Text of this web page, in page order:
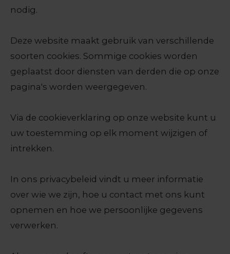
nodig.
Deze website maakt gebruik van verschillende
soorten cookies. Sommige cookies worden
geplaatst door diensten van derden die op onze
pagina's worden weergegeven.
Via de cookieverklaring op onze website kunt u
uw toestemming op elk moment wijzigen of
intrekken.
In ons privacybeleid vindt u meer informatie
over wie we zijn, hoe u contact met ons kunt
opnemen en hoe we persoonlijke gegevens
verwerken.